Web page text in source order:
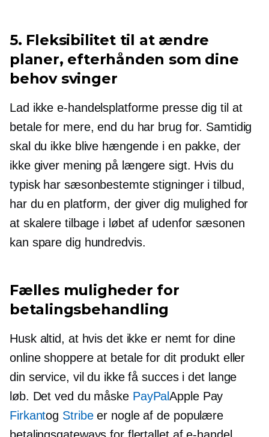
5. Fleksibilitet til at ændre
planer, efterhånden som dine
behov svinger
Lad ikke e-handelsplatforme presse dig til at
betale for mere, end du har brug for. Samtidig
skal du ikke blive hængende i en pakke, der
ikke giver mening på længere sigt. Hvis du
typisk har sæsonbestemte stigninger i tilbud,
har du en platform, der giver dig mulighed for
at skalere tilbage i løbet af udenfor sæsonen
kan spare dig hundredvis.
Fælles muligheder for
betalingsbehandling
Husk altid, at hvis det ikke er nemt for dine
online shoppere at betale for dit produkt eller
din service, vil du ikke få succes i det lange
løb. Det ved du måske PayPalApple Pay
Firkantog Stribeer nogle af de populære